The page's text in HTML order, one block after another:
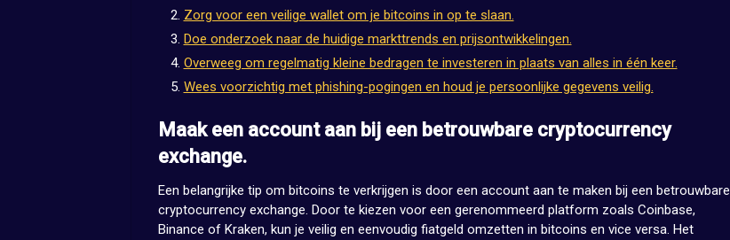
Zorg voor een veilige wallet om je bitcoins in op te slaan.
Doe onderzoek naar de huidige markttrends en prijsontwikkelingen.
Overweeg om regelmatig kleine bedragen te investeren in plaats van alles in één keer.
Wees voorzichtig met phishing-pogingen en houd je persoonlijke gegevens veilig.
Maak een account aan bij een betrouwbare cryptocurrency
exchange.
Een belangrijke tip om bitcoins te verkrijgen is door een account aan te maken bij een betrouwbare
cryptocurrency exchange. Door te kiezen voor een gerenommeerd platform zoals Coinbase,
Binance of Kraken, kun je veilig en eenvoudig fiatgeld omzetten in bitcoins en vice versa. Het